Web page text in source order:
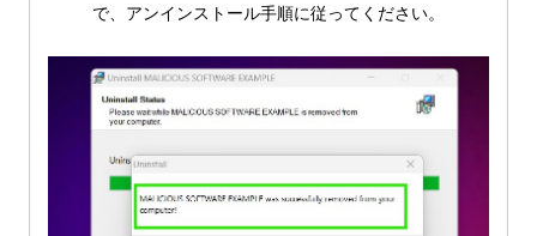
で、アンインストール手順に従ってください。